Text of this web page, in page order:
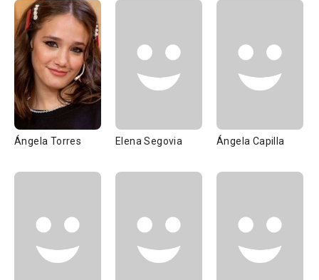
Ángela Torres Elena Segovia Ángela Capilla